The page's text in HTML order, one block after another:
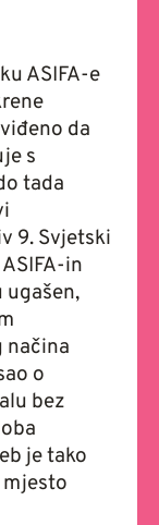
ASIFA-e
da
s
tada
9. Svjetski
in
ugašen,
načina
o
bez
je tako